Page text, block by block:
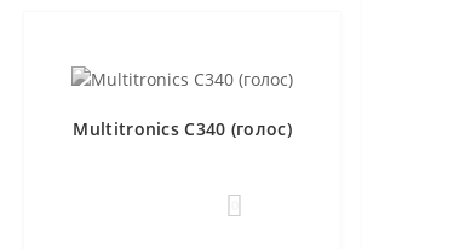
Multitronics C340 (голос)